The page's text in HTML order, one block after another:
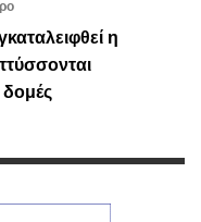
η
δομές